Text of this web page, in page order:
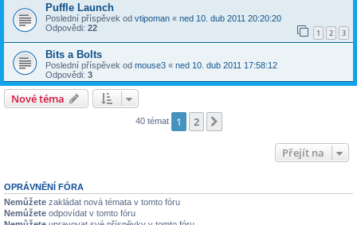
Puffle Launch
Poslední příspěvek od vtipoman « ned 10. dub 2011 20:20:20
Odpovědi: 22 1 2 3
Bits a Bolts
Poslední příspěvek od mouse3 « ned 10. dub 2011 17:58:12
Odpovědi: 3
Nové téma
40 témat 1 2
Přejít na
OPRÁVNĚNÍ FÓRA
Nemůžete zakládat nová témata v tomto fóru
Nemůžete odpovídat v tomto fóru